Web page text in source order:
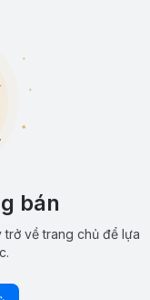
bán
trở về trang chủ để lựa